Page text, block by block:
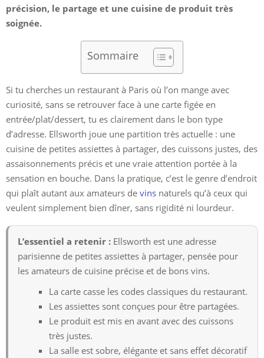
précision, le partage et une cuisine de produit très
soignée.
Sommaire
Si tu cherches un restaurant à Paris où l’on mange avec
curiosité, sans se retrouver face à une carte figée en
entrée/plat/dessert, tu es clairement dans le bon type
d’adresse. Ellsworth joue une partition très actuelle : une
cuisine de petites assiettes à partager, des cuissons justes, des
assaisonnements précis et une vraie attention portée à la
sensation en bouche. Dans la pratique, c’est le genre d’endroit
qui plaît autant aux amateurs de vins naturels qu’à ceux qui
veulent simplement bien dîner, sans rigidité ni lourdeur.
L’essentiel a retenir : Ellsworth est une adresse
parisienne de petites assiettes à partager, pensée pour
les amateurs de cuisine précise et de bons vins.
La carte casse les codes classiques du restaurant.
Les assiettes sont conçues pour être partagées.
Le produit est mis en avant avec des cuissons
très justes.
La salle est sobre, élégante et sans effet décoratif